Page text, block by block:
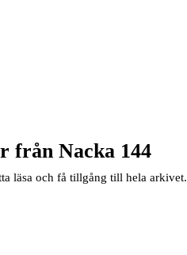
från Nacka 144
läsa och få tillgång till hela arkivet.